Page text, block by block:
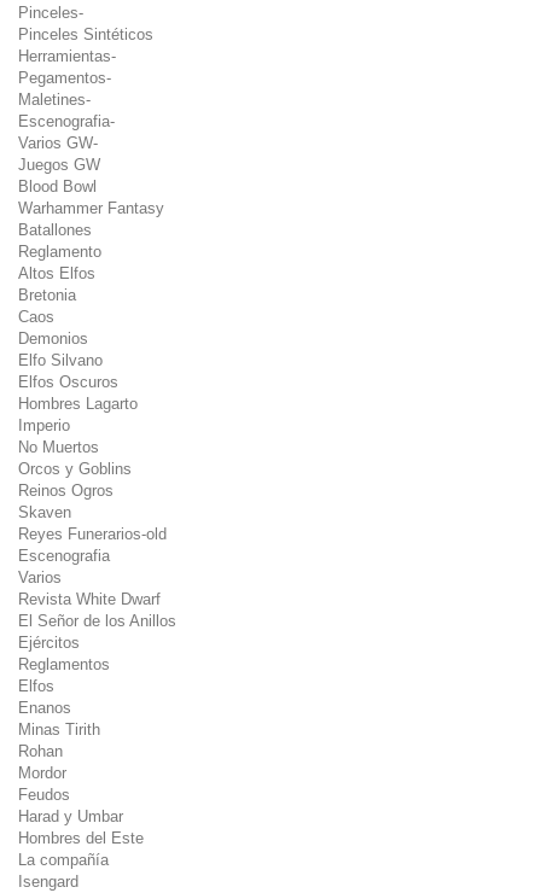
Pinceles-
Pinceles Sintéticos
Herramientas-
Pegamentos-
Maletines-
Escenografia-
Varios GW-
Juegos GW
Blood Bowl
Warhammer Fantasy
Batallones
Reglamento
Altos Elfos
Bretonia
Caos
Demonios
Elfo Silvano
Elfos Oscuros
Hombres Lagarto
Imperio
No Muertos
Orcos y Goblins
Reinos Ogros
Skaven
Reyes Funerarios-old
Escenografia
Varios
Revista White Dwarf
El Señor de los Anillos
Ejércitos
Reglamentos
Elfos
Enanos
Minas Tirith
Rohan
Mordor
Feudos
Harad y Umbar
Hombres del Este
La compañía
Isengard